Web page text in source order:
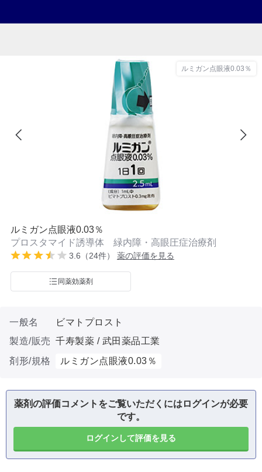
ルミガン点眼液0.03％
ルミガン点眼液0.03％
プロスタマイド誘導体 緑内障・高眼圧症治療剤
3.6（24件） 薬の評価を見る
同薬効薬剤
一般名
ビマトプロスト
製造/販売 千寿製薬 / 武田薬品工業
剤形/規格
ルミガン点眼液0.03％
薬剤の評価コメントをご覧いただくにはログインが必要
です。
ログインして評価を見る